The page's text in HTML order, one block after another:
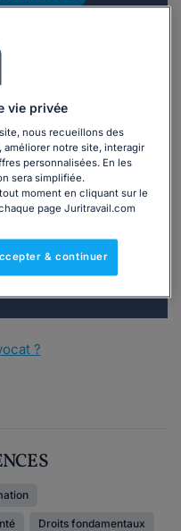
par
?
(8h à 21h du lundi au
?
Droits fondamentaux
vie privée
nous recueillons des
améliorer notre site, interagir
personnalisées. En les
sera simplifiée.
moment en cliquant sur le
page Juritravail.com
& continuer